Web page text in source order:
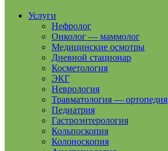
Услуги
Нефролог
Онколог — маммолог
Медицинские осмотры
Дневной стационар
Косметология
ЭКГ
Неврология
Травматология — ортопедия
Педиатрия
Гастроэнтерология
Кольпоскопия
Колоноскопия